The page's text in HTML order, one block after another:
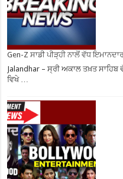
Gen-Z ਸਾਡੀ ਪੀੜ੍ਹੀ ਨਾਲੋਂ ਵੱਧ
Jalandhar – ਸ੍ਰੀ ਅਕਾਲ ਤਖ਼ਤ
ਵਿਖੇ …